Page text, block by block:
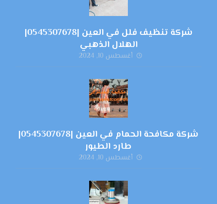
شركة تنظيف فلل في العين |0545307678|
الهلال الذهبي
أغسطس 10, 2024
شركة مكافحة الحمام في العين |0545307678|
طارد الطيور
أغسطس 10, 2024